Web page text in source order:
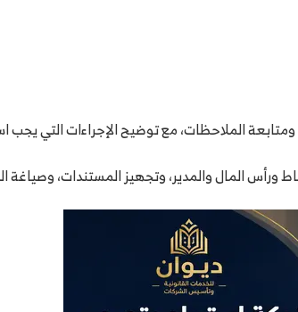
الملاحظات، مع توضيح الإجراءات التي يجب
ورأس المال والمدير، وتجهيز المستندات،